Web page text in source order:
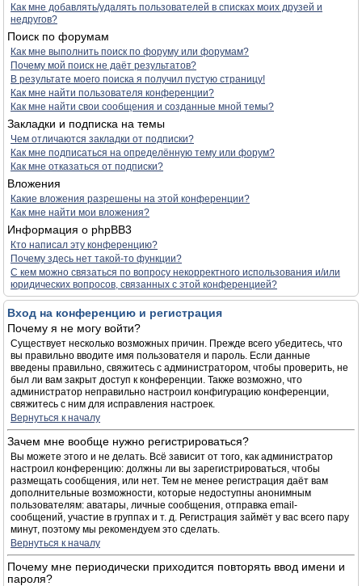
Как мне добавлять/удалять пользователей в списках моих друзей и
недругов?
Поиск по форумам
Как мне выполнить поиск по форуму или форумам?
Почему мой поиск не даёт результатов?
В результате моего поиска я получил пустую страницу!
Как мне найти пользователя конференции?
Как мне найти свои сообщения и созданные мной темы?
Закладки и подписка на темы
Чем отличаются закладки от подписки?
Как мне подписаться на определённую тему или форум?
Как мне отказаться от подписки?
Вложения
Какие вложения разрешены на этой конференции?
Как мне найти мои вложения?
Информация о phpBB3
Кто написал эту конференцию?
Почему здесь нет такой-то функции?
С кем можно связаться по вопросу некорректного использования и/или
юридических вопросов, связанных с этой конференцией?
Вход на конференцию и регистрация
Почему я не могу войти?
Существует несколько возможных причин. Прежде всего убедитесь, что
вы правильно вводите имя пользователя и пароль. Если данные
введены правильно, свяжитесь с администратором, чтобы проверить, не
был ли вам закрыт доступ к конференции. Также возможно, что
администратор неправильно настроил конфигурацию конференции,
свяжитесь с ним для исправления настроек.
Вернуться к началу
Зачем мне вообще нужно регистрироваться?
Вы можете этого и не делать. Всё зависит от того, как администратор
настроил конференцию: должны ли вы зарегистрироваться, чтобы
размещать сообщения, или нет. Тем не менее регистрация даёт вам
дополнительные возможности, которые недоступны анонимным
пользователям: аватары, личные сообщения, отправка email-
сообщений, участие в группах и т. д. Регистрация займёт у вас всего пару
минут, поэтому мы рекомендуем это сделать.
Вернуться к началу
Почему мне периодически приходится повторять ввод имени и
пароля?